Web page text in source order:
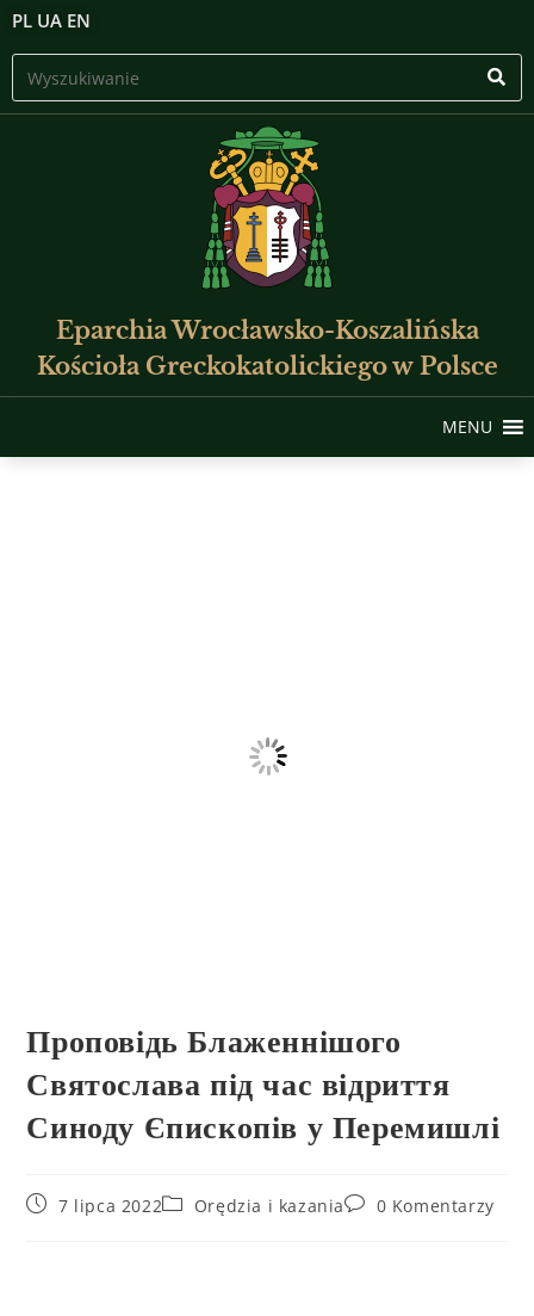
PL UA EN
Eparchia Wrocławsko-Koszalińska
Kościoła Greckokatolickiego w Polsce
MENU
Проповідь Блаженнішого
Святослава під час відриття
Синоду Єпископів у Перемишлі
7 lipca 2022 Orędzia i kazania 0 Komentarzy